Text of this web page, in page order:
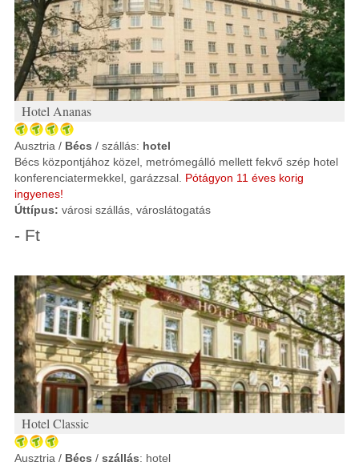
Hotel Ananas
Ausztria / Bécs / szállás: hotel
Bécs központjához közel, metrómegálló mellett fekvő szép hotel
konferenciatermekkel, garázzsal. Pótágyon 11 éves korig
ingyenes!
Úttípus: városi szállás, városlátogatás
- Ft
Hotel Classic
Ausztria / Bécs / szállás: hotel